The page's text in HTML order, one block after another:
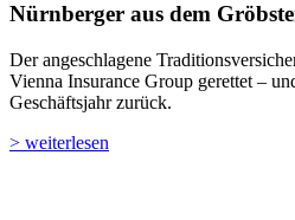
Nürnberger aus dem
Der angeschlagene
Vienna Insurance Group gerettet –
Geschäftsjahr zurück.
> weiterlesen